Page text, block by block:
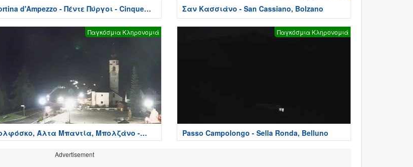
d'Ampezzo - Πέντε Πύργοι - Cinque
Σαν Κασσιάνο - San Cassiano, Bolzano
Παγκόσμια Κληρονομιά
Άλτα Μπαντία, Μπολζάνο -
Παγκόσμια Κληρονομιά
Passo Campolongo - Sella Ronda, Belluno
Advertisement